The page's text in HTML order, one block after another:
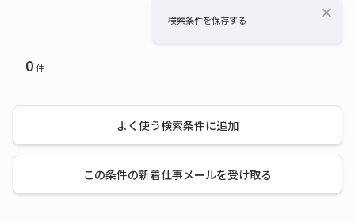
検索条件を保存する close
0件
よく使う検索条件に追加
この条件の新着仕事メールを受け取る